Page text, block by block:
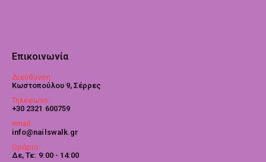
Επικοινωνία
Διεύθυνση:
Κωστοπούλου 9, Σέρρες
Τηλέφωνο:
+30 2321 600759
email:
info@nailswalk.gr
Ωράριο:
Δε, Τε: 9:00 - 14:00